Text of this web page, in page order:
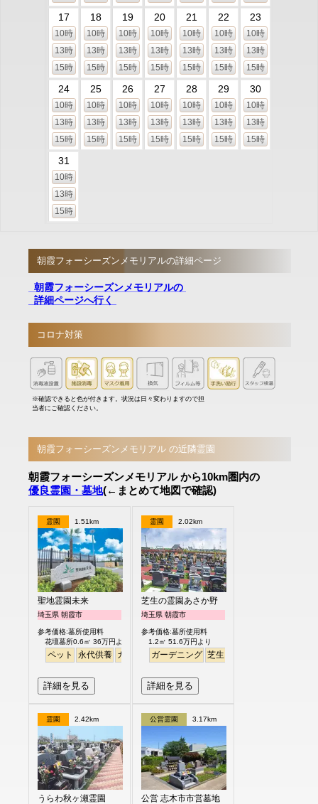
17
10時
13時
15時
18
10時
13時
15時
19
10時
13時
15時
20
10時
13時
15時
21
10時
13時
15時
22
10時
13時
15時
23
10時
13時
15時
24
10時
13時
15時
25
10時
13時
15時
26
10時
13時
15時
27
10時
13時
15時
28
10時
13時
15時
29
10時
13時
15時
30
10時
13時
15時
31
10時
13時
15時
朝霞フォーシーズンメモリアルの詳細ページ
朝霞フォーシーズンメモリアルの
詳細ページへ行く
コロナ対策
※確認できると色が付きます。状況は日々変わりますので担
当者にご確認ください。
朝霞フォーシーズンメモリアル の近隣霊園
朝霞フォーシーズンメモリアル から10km圏内の
優良霊園・墓地(←まとめて地図で確認)
霊園 1.51km
聖地霊園未来
埼玉県 朝霞市
参考価格:墓所使用料
花壇墓所0.6㎡ 36万円より
ペット 永代供養 ガーデニング 公園墓地 テラス
詳細を見る
霊園 2.02km
芝生の霊園あさか野
埼玉県 朝霞市
参考価格:墓所使用料
1.2㎡ 51.6万円より
ガーデニング 芝生
詳細を見る
霊園 2.42km
うらわ秋ヶ瀬霊園
公営霊園 3.17km
公営 志木市市営墓地